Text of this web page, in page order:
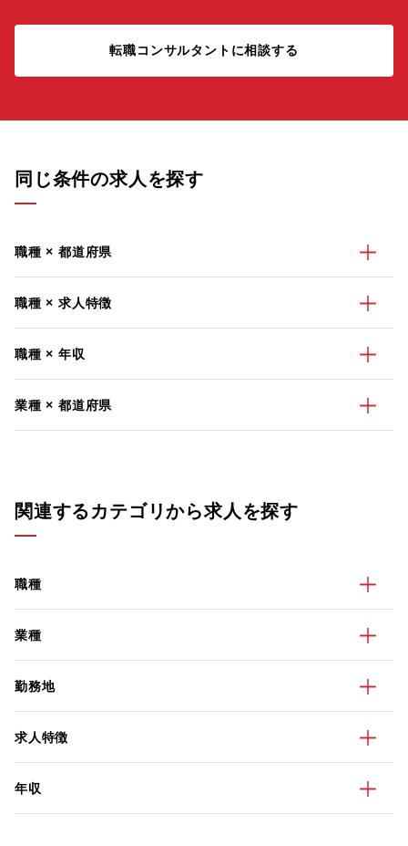
転職コンサルタントに相談する
同じ条件の求人を探す
職種 × 都道府県
職種 × 求人特徴
職種 × 年収
業種 × 都道府県
関連するカテゴリから求人を探す
職種
業種
勤務地
求人特徴
年収